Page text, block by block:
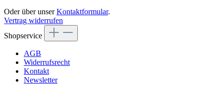
Oder über unserKontaktformular.
Vertrag widerrufen
Shopservice
AGB
Widerrufsrecht
Kontakt
Newsletter